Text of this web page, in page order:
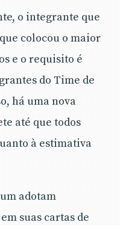
o integrante que
colocou o maior
e o requisito é
do Time de
há uma nova
até que todos
à estimativa
adotam
suas cartas de